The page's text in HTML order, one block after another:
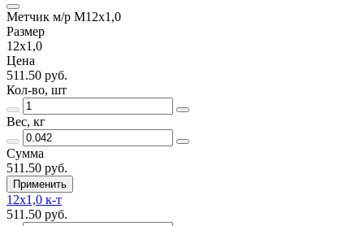
Метчик м/р М12х1,0
Размер
12х1,0
Цена
511.50 руб.
Кол-во, шт
Вес, кг
Сумма
511.50 руб.
Применить
12х1,0 к-т
511.50 руб.